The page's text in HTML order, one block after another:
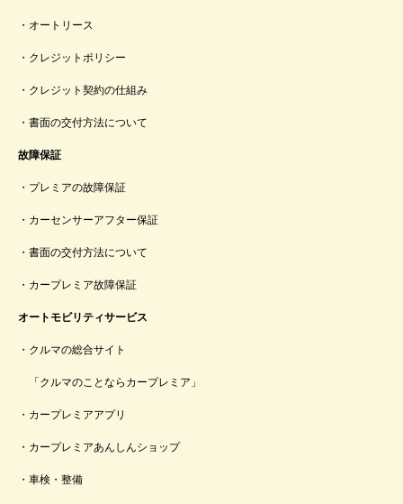
オートリース
クレジットポリシー
クレジット契約の仕組み
書面の交付方法について
故障保証
プレミアの故障保証
カーセンサーアフター保証
書面の交付方法について
カープレミア故障保証
オートモビリティサービス
クルマの総合サイト
「クルマのことならカープレミア」
カープレミアアプリ
カープレミアあんしんショップ
車検・整備